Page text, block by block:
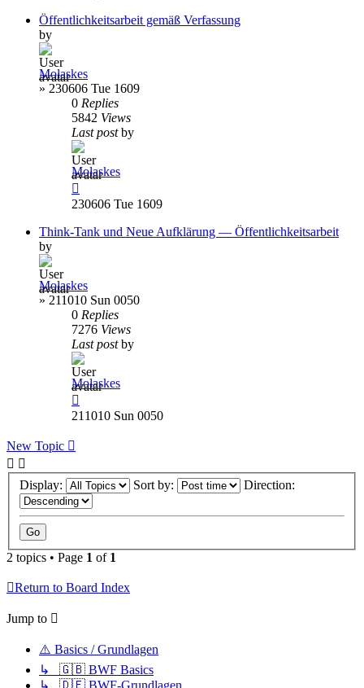
Öffentlichkeitsarbeit gemäß Verfassung
by
Molaskes
» 230606 Tue 1609
0 Replies
5842 Views
Last postby
Molaskes
230606 Tue 1609
Think-Tank und Neue Aufklärung — Öffentlichkeitsarbeit
by
Molaskes
» 211010 Sun 0050
0 Replies
7276 Views
Last postby
Molaskes
211010 Sun 0050
New Topic
Display: Sort by: Direction:
2 topics • Page 1 of 1
Return to Board Index
Jump to
⚠️ Basics / Grundlagen
↳ 🇬🇧 BWF Basics